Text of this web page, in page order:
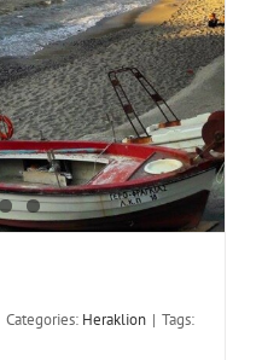
Categories: Heraklion | Tags: